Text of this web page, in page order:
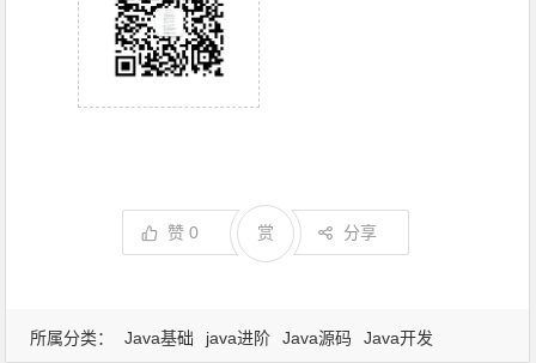
赞0 分享
赏
所属分类： Java基础 java进阶 Java源码 Java开发